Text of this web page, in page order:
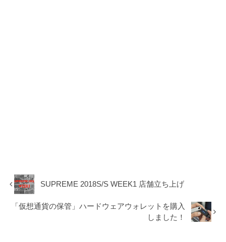
SUPREME 2018S/S WEEK1 店舗立ち上げ
「仮想通貨の保管」ハードウェアウォレットを購入
しました！